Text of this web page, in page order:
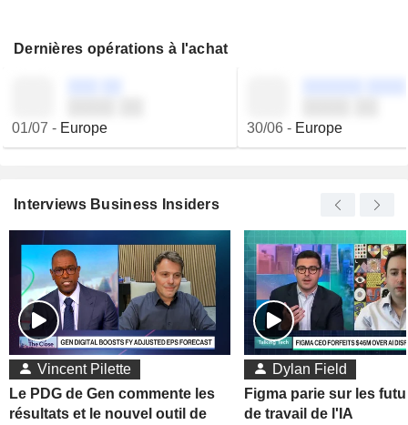
Dernières opérations à l'achat
01/07 - Europe 30/06- Europe
Interviews Business Insiders
Vincent Pilette
Le PDG de Gen commente les
résultats et le nouvel outil de
Dylan Field
Figma parie sur les
de travail de l'IA